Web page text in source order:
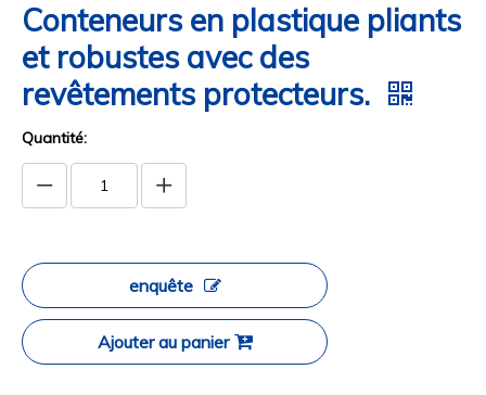
Conteneurs en plastique pliants
et robustes avec des
revêtements protecteurs.
Quantité:
enquête
Ajouter au panier